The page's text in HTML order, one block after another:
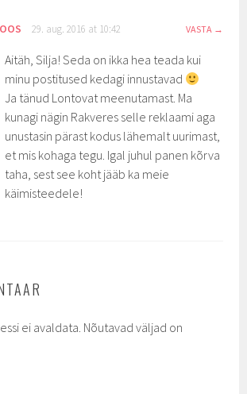
29. aug. 2016 at 10:42 VASTA
Aitäh, Silja! Seda on ikka hea teada kui
minu postitused kedagi innustavad
Ja tänud Lontovat meenutamast. Ma
kunagi nägin Rakveres selle reklaami aga
unustasin pärast kodus lähemalt uurimast,
et mis kohaga tegu. Igal juhul panen kõrva
taha, sest see koht jääb ka meie
käimisteedele!
ei avaldata. Nõutavad väljad on